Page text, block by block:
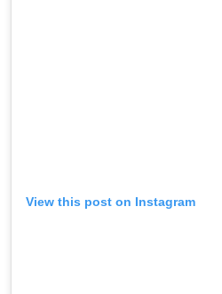
View this post on Instagram